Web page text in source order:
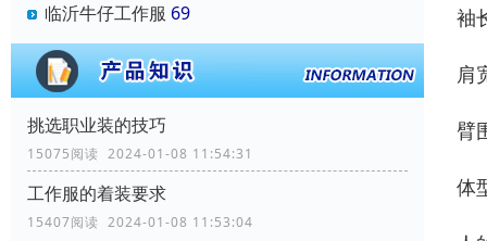
临沂牛仔工作服 69
挑选职业装的技巧
15075阅读 2024-01-08 11:54:31
工作服的着装要求
15407阅读 2024-01-08 11:53:04
袖
肩
臂
体